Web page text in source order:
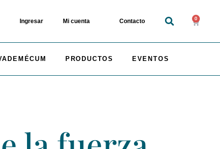
Ingresar Mi cuenta Contacto 0
PRODUCTOS EVENTOS